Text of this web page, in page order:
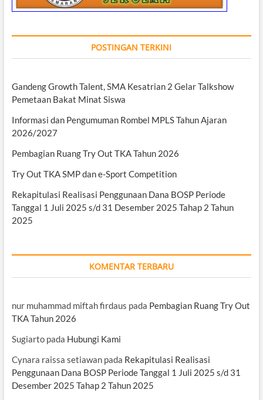
POSTINGAN TERKINI
Gandeng Growth Talent, SMA Kesatrian 2 Gelar Talkshow
Pemetaan Bakat Minat Siswa
Informasi dan Pengumuman Rombel MPLS Tahun Ajaran
2026/2027
Pembagian Ruang Try Out TKA Tahun 2026
Try Out TKA SMP dan e-Sport Competition
Rekapitulasi Realisasi Penggunaan Dana BOSP Periode
Tanggal 1 Juli 2025 s/d 31 Desember 2025 Tahap 2 Tahun
2025
KOMENTAR TERBARU
nur muhammad miftah firdaus pada Pembagian Ruang Try Out
TKA Tahun 2026
Sugiartopada Hubungi Kami
Cynara raissa setiawanpada Rekapitulasi Realisasi
Penggunaan Dana BOSP Periode Tanggal 1 Juli 2025 s/d 31
Desember 2025 Tahap 2 Tahun 2025